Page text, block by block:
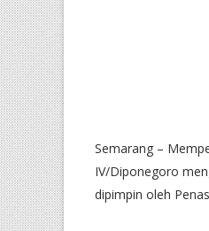
Semarang –
IV/Diponegoro
dipimpin oleh